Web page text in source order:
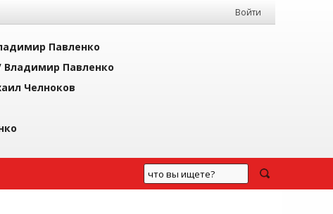
Войти
Павленко
Владимир Павленко
Челноков